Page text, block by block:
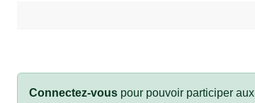
Connectez-vous pour pouvoir participer